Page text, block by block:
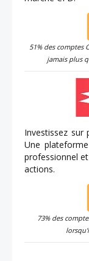
51% des comptes
jamais plus
Investissez
Une
professionnel
actions.
73% des